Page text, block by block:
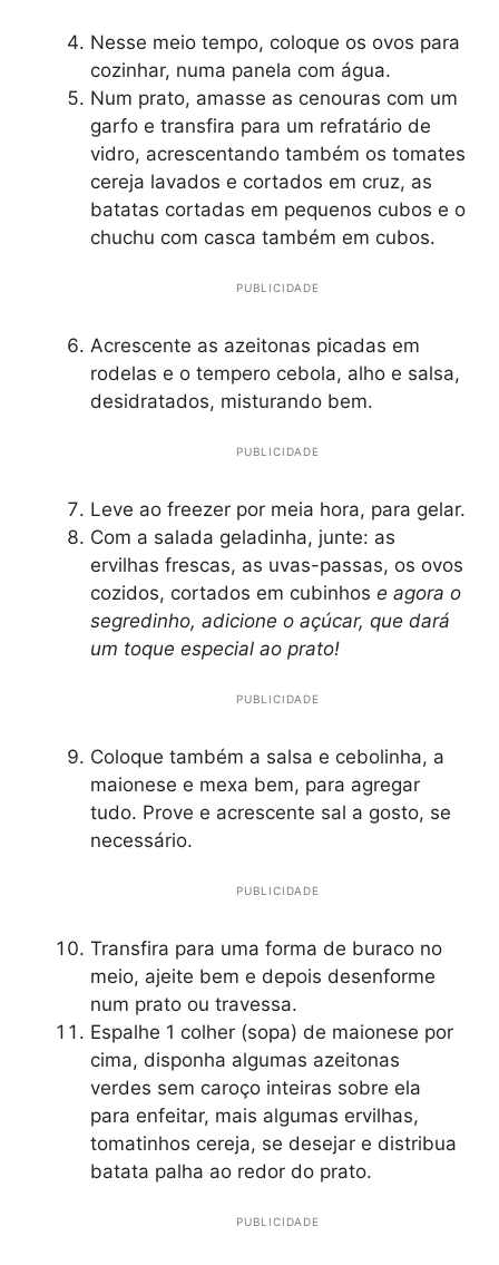
Nesse meio tempo, coloque os ovos para
cozinhar, numa panela com água.
Num prato, amasse as cenouras com um
garfo e transfira para um refratário de
vidro, acrescentando também os tomates
cereja lavados e cortados em cruz, as
batatas cortadas em pequenos cubos e o
chuchu com casca também em cubos.
PUBLICIDADE
Acrescente as azeitonas picadas em
rodelas e o tempero cebola, alho e salsa,
desidratados, misturando bem.
PUBLICIDADE
Leve ao freezer por meia hora, para gelar.
Com a salada geladinha, junte: as
ervilhas frescas, as uvas-passas, os ovos
cozidos, cortados em cubinhos e agora o
segredinho, adicione o açúcar, que dará
um toque especial ao prato!
PUBLICIDADE
Coloque também a salsa e cebolinha, a
maionese e mexa bem, para agregar
tudo. Prove e acrescente sal a gosto, se
necessário.
PUBLICIDADE
Transfira para uma forma de buraco no
meio, ajeite bem e depois desenforme
num prato ou travessa.
Espalhe 1 colher (sopa) de maionese por
cima, disponha algumas azeitonas
verdes sem caroço inteiras sobre ela
para enfeitar, mais algumas ervilhas,
tomatinhos cereja, se desejar e distribua
batata palha ao redor do prato.
PUBLICIDADE